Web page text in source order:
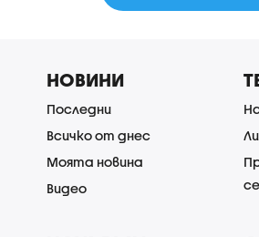
НОВИНИ
Последни
Всичко от днес
Моята новина
Видео